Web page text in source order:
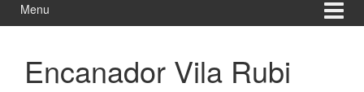
Menu
Encanador Vila Rubi